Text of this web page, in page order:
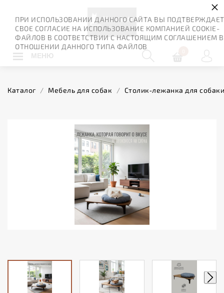
МЕНЮ
Каталог / Мебель для собак / Столик‑лежанка для
ПРИ ИСПОЛЬЗОВАНИИ ДАННОГО САЙТА ВЫ
СВОЕ СОГЛАСИЕ НА ИСПОЛЬЗОВАНИЕ КОМПАНИЕЙ COOKIE-
ФАЙЛОВ В СООТВЕТСТВИИ С НАСТОЯЩИМ СОГЛАШЕНИЕМ В
ОТНОШЕНИИ ДАННОГО ТИПА ФАЙЛОВ
×